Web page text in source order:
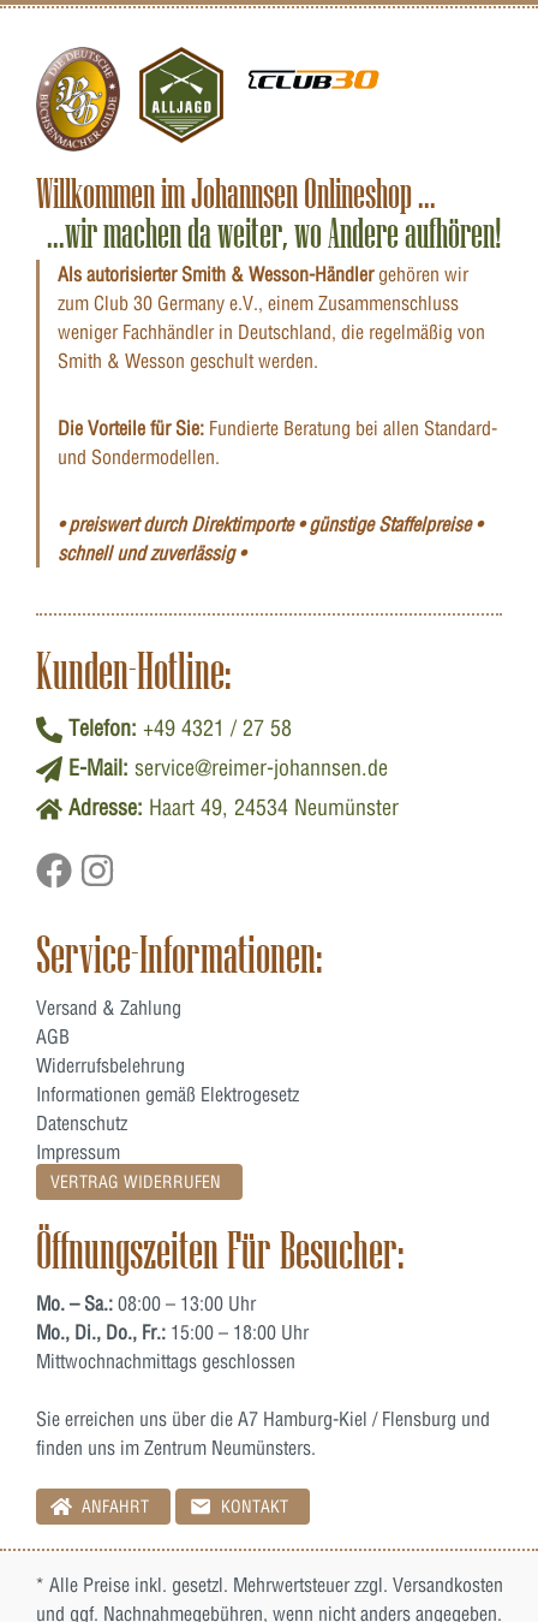
Willkommen im Johannsen Onlineshop ...
...wir machen da weiter, wo Andere aufhören!
Als autorisierter Smith & Wesson-Händlergehören wir
zum Club 30 Germany e.V., einem Zusammenschluss
weniger Fachhändler in Deutschland, die regelmäßig von
Smith & Wesson geschult werden.
Die Vorteile für Sie: Fundierte Beratung bei allen Standard-
und Sondermodellen.
• preiswert durch Direktimporte • günstige Staffelpreise •
schnell und zuverlässig •
Kunden-Hotline:
Telefon: +49 4321 / 27 58
E-Mail: service@reimer-johannsen.de
Adresse: Haart 49, 24534 Neumünster
Service-Informationen:
Versand & Zahlung
AGB
Widerrufsbelehrung
Informationen gemäß Elektrogesetz
Datenschutz
Impressum
VERTRAG WIDERRUFEN
Öffnungszeiten Für Besucher:
Mo. – Sa.: 08:00 – 13:00 Uhr
Mo., Di., Do., Fr.: 15:00 – 18:00 Uhr
Mittwochnachmittags geschlossen
Sie erreichen uns über die A7 Hamburg-Kiel / Flensburg und
finden uns im Zentrum Neumünsters.
ANFAHRT KONTAKT
* Alle Preise inkl. gesetzl. Mehrwertsteuer zzgl. Versandkosten
und ggf. Nachnahmegebühren, wenn nicht anders angegeben.